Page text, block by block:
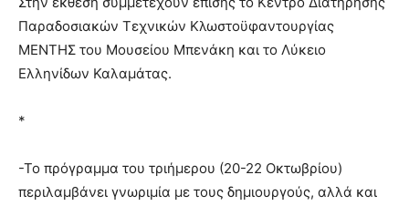
Παραδοσιακών Τεχνικών Κλωστοϋφαντουργίας
ΜΕΝΤΗΣ του Μουσείου Μπενάκη και το Λύκειο
Ελληνίδων Καλαμάτας.
*
-Το πρόγραμμα του τριήμερου (20-22 Οκτωβρίου)
περιλαμβάνει γνωριμία με τους δημιουργούς, αλλά και